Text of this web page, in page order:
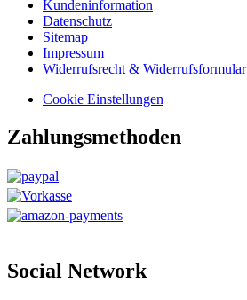
Kundeninformation
Datenschutz
Sitemap
Impressum
Widerrufsrecht & Widerrufsformular
Cookie Einstellungen
Zahlungsmethoden
Social Network